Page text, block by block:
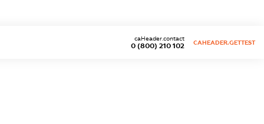
0 (800) 210 102
caHeader.contact
CAHEADER.GETTEST